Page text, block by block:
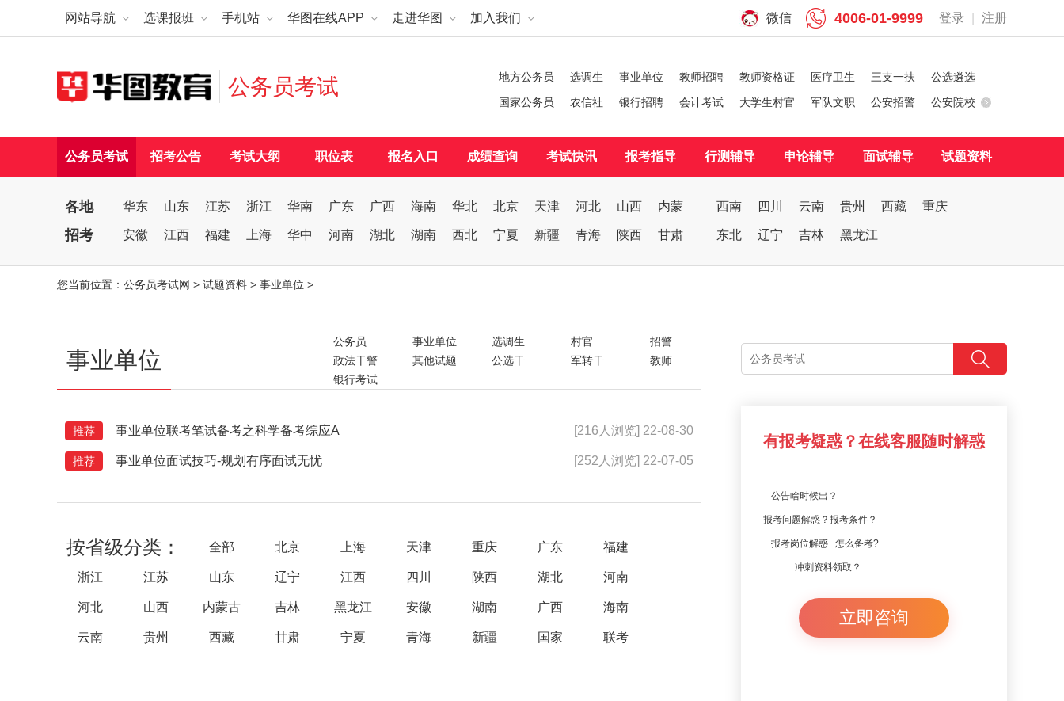
网站导航 选课报班 手机站 华图在线APP 走进华图 加入我们 登录 注册
4006-01-9999
微信
公务员考试 地方公务员 选调生 事业单位 教师招聘 教师资格证 医疗卫生 三支一扶
公选遴选
国家公务员
农信社 银行招聘 会计考试 大学生村官 军队文职 公安招警 公安院校
公务员考试 招考公告 考试大纲 职位表 报名入口 成绩查询 考试快讯 报考指导 行测辅导 申论辅导 面试辅导 试题资料
各地
招考
华东 山东 江苏 浙江
安徽 江西 福建 上海
华南 广东 广西 海南
华中 河南 湖北 湖南
华北 北京 天津 河北 山西 内蒙
西北 宁夏 新疆 青海 陕西 甘肃
西南 四川 云南 贵州 西藏 重庆
东北 辽宁 吉林 黑龙江
您当前位置： 公务员考试网 > 试题资料 > 事业单位 >
事业单位
公务员 事业单位 选调生 村官
招警
政法干警
其他试题 公选干 军转干
教师
银行考试
推荐 事业单位联考笔试备考之科学备考综应A [216人浏览] 22-08-30
推荐 事业单位面试技巧-规划有序面试无忧 [252人浏览] 22-07-05
按省级分类： 全部 北京 上海 天津 重庆 广东 福建
浙江 江苏 山东 辽宁 江西 四川 陕西 湖北 河南
河北 山西 内蒙古 吉林 黑龙江 安徽 湖南 广西 海南
云南 贵州 西藏 甘肃 宁夏 青海 新疆 国家 联考
有报考疑惑？在线客服随时解惑
公告啥时候出？
报考问题解惑？报考条件？
报考岗位解惑 怎么备考?
冲刺资料领取？
立即咨询